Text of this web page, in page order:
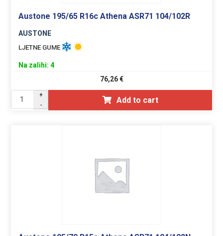
Austone 195/65 R16c Athena ASR71 104/102R
AUSTONE
LJETNE GUME
Na zalihi: 4
76,26€
+
-
Add to cart